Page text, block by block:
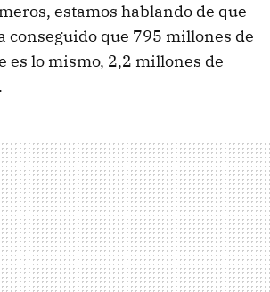
estamos hablando de que
conseguido que 795 millones de
es lo mismo, 2,2 millones de